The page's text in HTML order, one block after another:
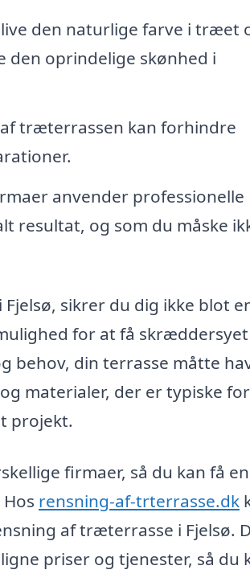
den naturlige farve i træet
den oprindelige skønhed i
træterrassen kan forhindre
anvender professionelle
resultat, og som du måske
sikrer du dig ikke blot
for at få skræddersyet
behov, din terrasse måtte
materialer, der er typiske for
projekt.
firmaer, så du kan få en
rensning-af-trterrasse.dk
af træterrasse i Fjelsø.
priser og tjenester, så du